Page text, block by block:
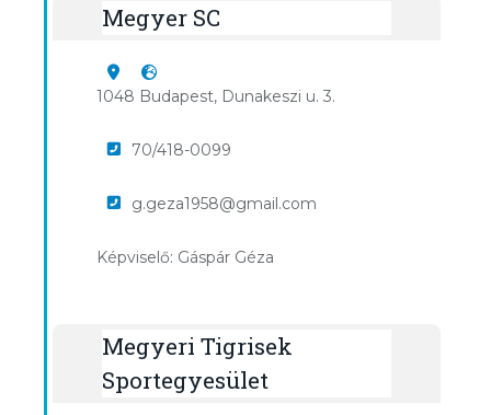
Megyer SC
1048 Budapest, Dunakeszi u. 3.
70/418-0099
g.geza1958@gmail.com
Képviselő: Gáspár Géza
Megyeri Tigrisek
Sportegyesület